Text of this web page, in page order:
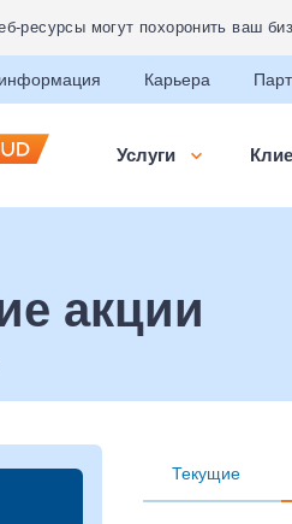
ресурсы могут похоронить ваш
Карьера
Услуги
акции
Текущие